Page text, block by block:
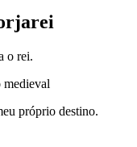
o rei.
próprio destino.